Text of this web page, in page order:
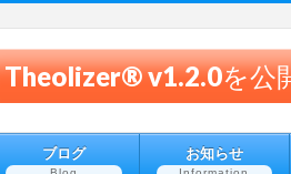
Theolizer® v1.2.0を公
ブログ お知らせ